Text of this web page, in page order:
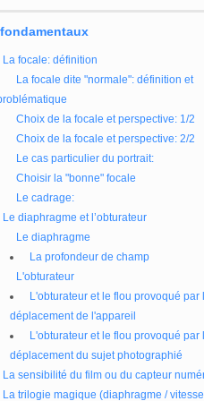
La focale: définition
La focale dite "normale": définition et
Choix de la focale et perspective: 1/2
Choix de la focale et perspective: 2/2
Le cas particulier du portrait:
Choisir la "bonne" focale
Le cadrage:
Le diaphragme et l’obturateur
Le diaphragme
La profondeur de champ
L'obturateur
L'obturateur et le flou provoqué par
déplacement de l'appareil
L'obturateur et le flou provoqué par
déplacement du sujet photographié
La sensibilité du film ou du capteur
La trilogie magique (diaphragme / vitesse